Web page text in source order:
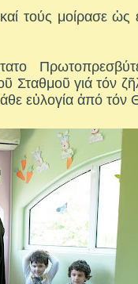
τούς μοίρασε ὡς
Σταθμοῦ γιά τόν
εὐλογία ἀπό τόν